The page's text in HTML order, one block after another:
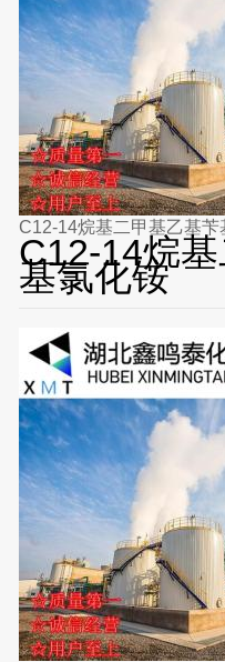
C12-14烷基二甲基乙基苄
C12-14烷
基氯化铵